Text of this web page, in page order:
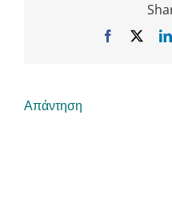
Facebook
Απάντηση